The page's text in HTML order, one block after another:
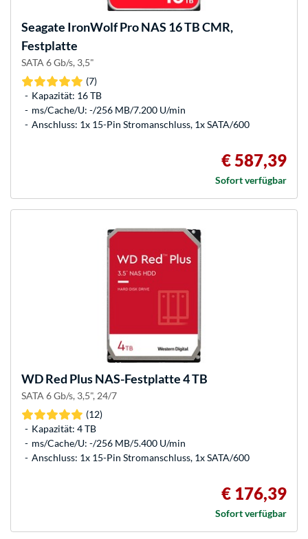
Seagate IronWolf Pro NAS 16 TB CMR,
Festplatte
SATA 6 Gb/s, 3,5"
(7)
Kapazität: 16 TB
ms/Cache/U: -/256 MB/7.200 U/min
Anschluss: 1x 15-Pin Stromanschluss, 1x SATA/600
€ 587,39
Sofort verfügbar
WDRed Plus NAS-Festplatte 4 TB
SATA 6 Gb/s, 3,5", 24/7
(12)
Kapazität: 4 TB
ms/Cache/U: -/256 MB/5.400 U/min
Anschluss: 1x 15-Pin Stromanschluss, 1x SATA/600
€ 176,39
Sofort verfügbar